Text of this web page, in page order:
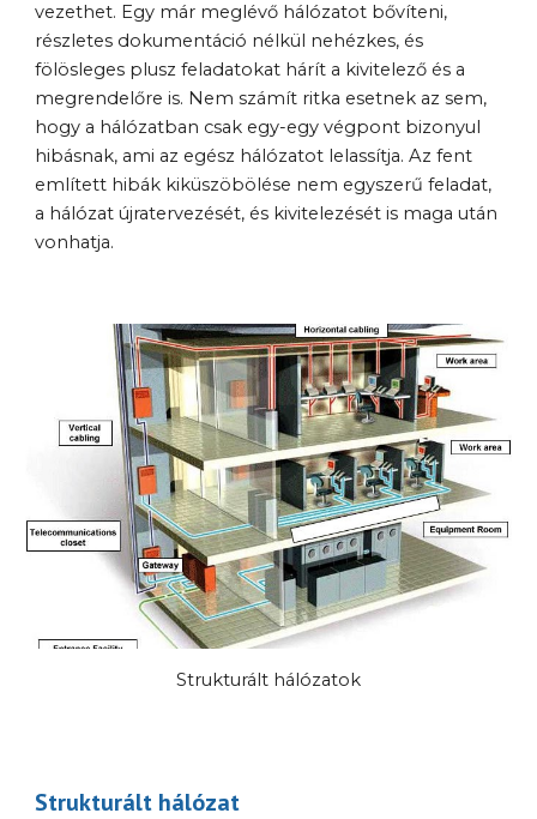
vezethet. Egy már meglévő hálózatot bővíteni,
részletes dokumentáció nélkül nehézkes, és
fölösleges plusz feladatokat hárít a kivitelező és a
megrendelőre is. Nem számít ritka esetnek az sem,
hogy a hálózatban csak egy-egy végpont bizonyul
hibásnak, ami az egész hálózatot lelassítja. Az fent
említett hibák kiküszöbölése nem egyszerű feladat,
a hálózat újratervezését, és kivitelezését is maga után
vonhatja.
Strukturált hálózatok
Strukturált hálózat